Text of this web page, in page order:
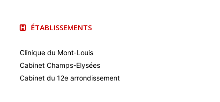
ÉTABLISSEMENTS
Clinique du Mont-Louis
Cabinet Champs-Elysées
Cabinet du 12e arrondissement